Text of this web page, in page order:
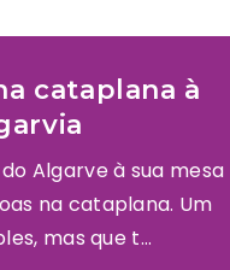
cataplana à
Algarve à sua mesa
na cataplana. Um
mas que t...